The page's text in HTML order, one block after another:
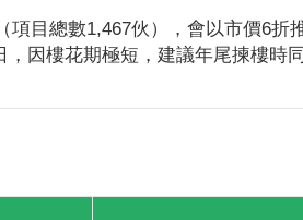
目總數1,467伙），會以市價6折
因樓花期極短，建議年尾揀樓時